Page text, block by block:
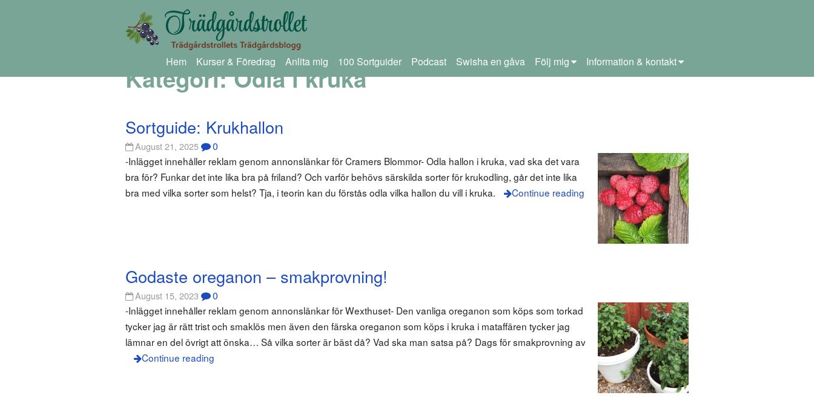
Hem Kurser & Föredrag Anlita mig 100 Sortguider Podcast Swisha en gåva Följ mig Information & kontakt
Kategori:Odla i kruka
Sortguide: Krukhallon
August 21, 2025 0
-Inlägget innehåller reklam genom annonslänkar för Cramers Blommor- Odla hallon i kruka, vad ska det vara
bra för? Funkar det inte lika bra på friland? Och varför behövs särskilda sorter för krukodling, går det inte lika
bra med vilka sorter som helst? Tja, i teorin kan du förstås odla vilka hallon du vill i kruka.
Continue reading
Godaste oreganon – smakprovning!
August 15, 2023 0
-Inlägget innehåller reklam genom annonslänkar för Wexthuset- Den vanliga oreganon som köps som torkad
tycker jag är rätt trist och smaklös men även den färska oreganon som köps i kruka i mataffären tycker jag
lämnar en del övrigt att önska… Så vilka sorter är bäst då? Vad ska man satsa på? Dags för smakprovning av
Continue reading